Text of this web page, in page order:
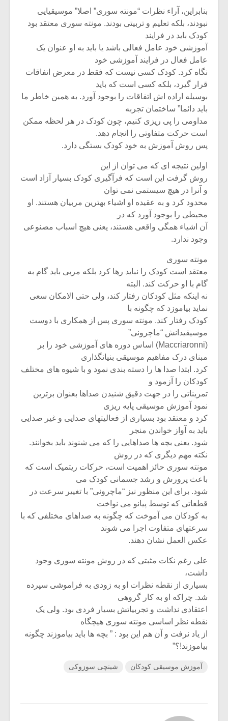
بنابراین، آراء نظرات “مونته سوری” اصلا” موسیقیایی
نبودند، بلکه تعلیم و تربیتی بودند. مونته سوری معتقد بود
کودک باید در فرایند
آموزشی خود عامل فعالی باشد یا باید به او عنوان یک
عامل فعال در فرایند آموزشی خود
نگاه کرد. کودک کسی نیست که فقط در معرض اتفاقات
قرار گیرد، بلکه کسی است که باید
بوسیله اراده اش اتفاقات را بوجود آورد. به همین خاطر ما
باید دائما” ساختمان تجربه
مداومی را پی ریزی کنیم، چون کودک در هر لحظه ممکن
است حرکت متفاوتی را انجام دهد.
پس روش آموزش به خود کودک بستگی دارد.
اولین نتیجه ای که می توان از این
روش گرفت این است که فرآگیری کودک بسیار آزاد است
و آنرا در هیچ سیستمی نمی توان
محدود کرد و به عقیده او اشیاء بهترین مربیان هستند. او
محیطی را بوجود آورد که در
آن اشیاء همگی واقعی هستند، یعنی هیچ اسباب مصنوعی
وجود ندارد.
مونته سوری
معتقد است کودک را نباید رها کرد بلکه مربی باید گام به
گام با او حرکت کند. البته
نه اینکه مثل کودکان رفتار کند، ولی حتی الامکان سعی
نماید بیاموزد که چگونه با
کودک رفتار کند. مونته سوری پس از همکاری با دوست
موسیقیدانش “ماچرونی”
(Maccriaronni) اساس دوره های آموزشی خود را بر
مبنای درک مفاهیم موسیقی بنیانگذاری
کرد. ابتدا صدا ها را دسته بندی نمود و با شیوه های مختلف
کودکان را آزمود و
تمریناتی را در جهت دقیق شنیدن صداها بعنوان برترین
نمود آموزش موسیقی پایه ریزی
کرد و معتقد بود بسیاری از فعالیتهای صدایی و غیر صدایی
باید به آواز خواندن منجر
شود. یعنی بچه ها صداهایی را که می شنوند باید بخوانند.
نکته مهم دیگری که در روش
مونته سوری حائز اهمیت است، حرکات ریتمیک است که
باعث پرورش و رشد جسمانی کودک می
شود. برای این منظور نیز “ماچرونی” با تغییر سرعت در
قطعاتی که توسط پیانو می نواخت
به کودکان می آموخت که چگونه به صداهای مختلفی که با
سرعتهای متفاوت اجرا می شوند
عکس العمل نشان دهند.
علی رغم نکات مثبتی که در روش مونته سوری وجود
داشت،
بسیاری از نقطه نظرات او به زودی به فراموشی سپرده
شد. چراکه او به کار گروهی
اعتقادی نداشت و تجربیاتش بسیار فردی بود. ولی یک
نقطه نظر اساسی مونته سوری هیچگاه
از یاد نرفت و آن هم این بود : ” بچه ها باید بیاموزند چگونه
بیاموزند!؟”
آموزش موسیقی کودکان شینچی سوزوکی